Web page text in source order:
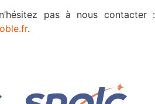
pas à nous contacter :
.